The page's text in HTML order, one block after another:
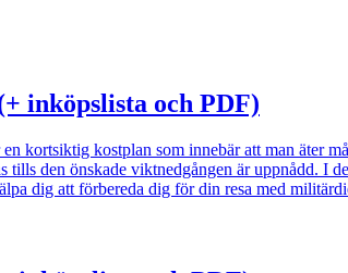
inköpslista och PDF)
kortsiktig kostplan som innebär att man
den önskade viktnedgången är uppnådd.
dig att förbereda dig för din resa med